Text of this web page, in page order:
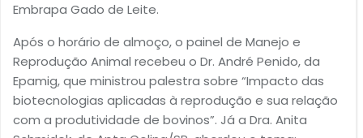
Embrapa Gado de Leite.
Após o horário de almoço, o painel de Manejo e
Reprodução Animal recebeu o Dr. André Penido, da
Epamig, que ministrou palestra sobre “Impacto das
biotecnologias aplicadas à reprodução e sua relação
com a produtividade de bovinos”. Já a Dra. Anita